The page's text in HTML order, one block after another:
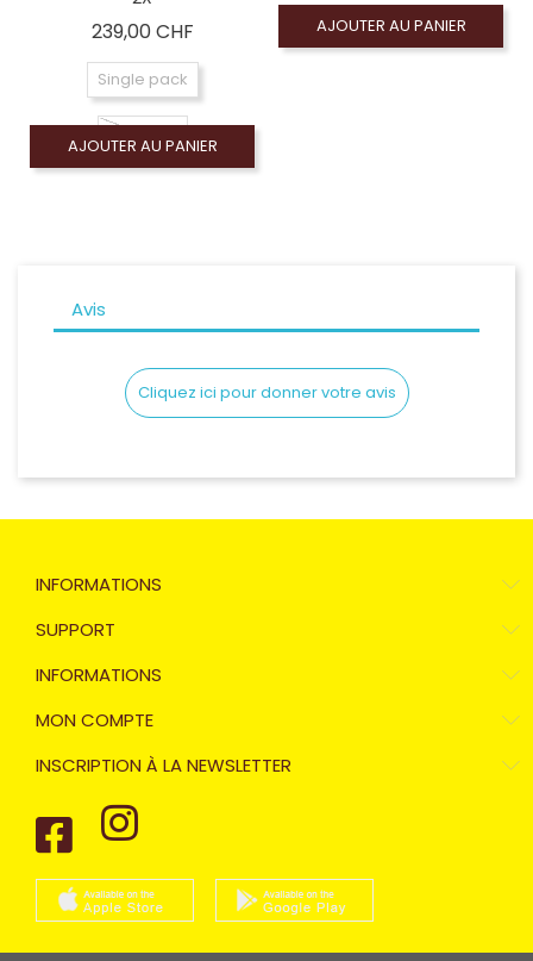
239,00 CHFPrix
Single pack
AJOUTER AU PANIER
AJOUTER AU PANIER
Avis
Cliquez ici pour donner votre avis
INFORMATIONS
SUPPORT
INFORMATIONS
MON COMPTE
INSCRIPTION À LA NEWSLETTER